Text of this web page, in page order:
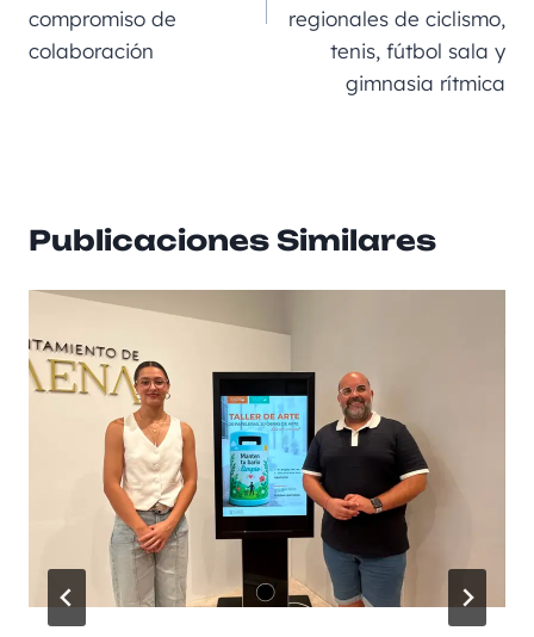
compromiso de
colaboración
regionales de ciclismo,
tenis, fútbol sala y
gimnasia rítmica
Publicaciones Similares